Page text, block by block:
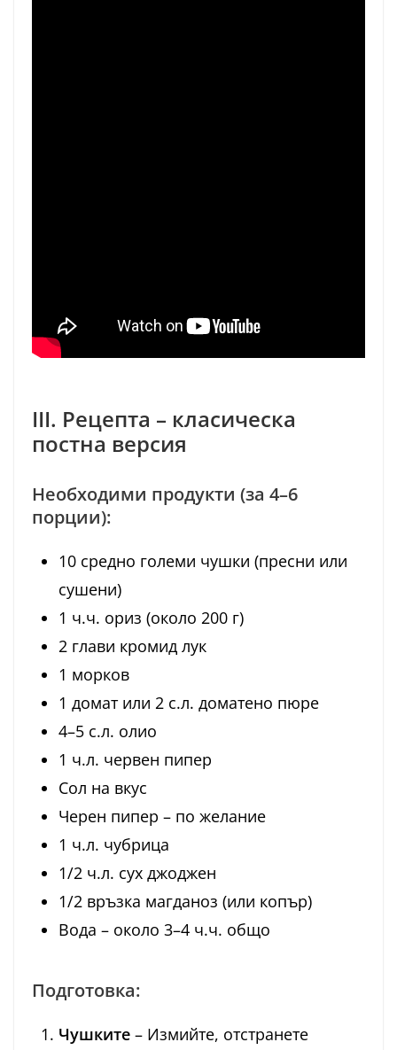
III. Рецепта – класическа
постна версия
Необходими продукти (за 4–6
порции):
10 средно големи чушки (пресни или
сушени)
1 ч.ч. ориз (около 200 г)
2 глави кромид лук
1 морков
1 домат или 2 с.л. доматено пюре
4–5 с.л. олио
1 ч.л. червен пипер
Сол на вкус
Черен пипер – по желание
1 ч.л. чубрица
1/2 ч.л. сух джоджен
1/2 връзка магданоз (или копър)
Вода – около 3–4 ч.ч. общо
Подготовка:
Чушките – Измийте, отстранете